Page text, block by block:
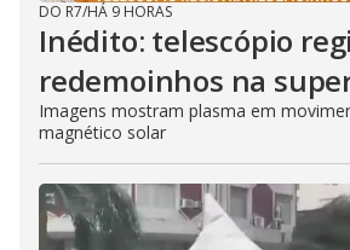
DO R7/HÁ 9 HORAS
Inédito: telescópio
redemoinhos na
Imagens mostram plasma em
magnético solar